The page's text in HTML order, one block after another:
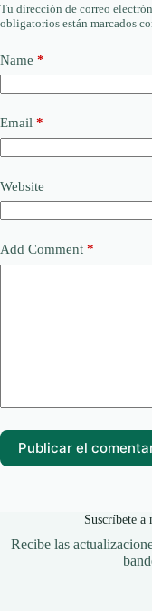
Tu dirección de correo
obligatorios están marcados
Name *
Email *
Website
Add Comment *
Publicar el
Suscríbete a
Recibe las